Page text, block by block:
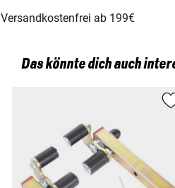
Versandkostenfrei ab 199€
Das könnte dich auch